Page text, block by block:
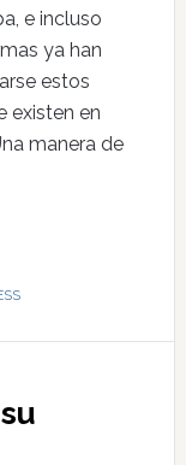
e incluso
ya han
estos
existen en
manera de